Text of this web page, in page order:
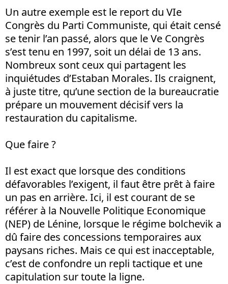
Un autre exemple est le report du VIe
Congrès du Parti Communiste, qui était censé
se tenir l’an passé, alors que le Ve Congrès
s’est tenu en 1997, soit un délai de 13 ans.
Nombreux sont ceux qui partagent les
inquiétudes d’Estaban Morales. Ils craignent,
à juste titre, qu’une section de la bureaucratie
prépare un mouvement décisif vers la
restauration du capitalisme.
Que faire ?
Il est exact que lorsque des conditions
défavorables l’exigent, il faut être prêt à faire
un pas en arrière. Ici, il est courant de se
référer à la Nouvelle Politique Economique
(NEP) de Lénine, lorsque le régime bolchevik a
dû faire des concessions temporaires aux
paysans riches. Mais ce qui est inacceptable,
c’est de confondre un repli tactique et une
capitulation sur toute la ligne.